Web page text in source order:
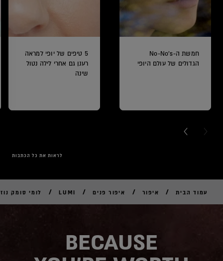
חמשת ה-No-No's
הגדולים של עולם היופי
5 טיפים של יופי למראה
רענן גם אחרי לילה נטול
שינה
NEXT CARD
לראות את כל הכתבות
עמוד הבית / איפור / איפור פנים /
LUMI
/ לומי סומק
BECAUSE